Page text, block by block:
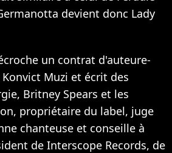
devient donc Lady
un contrat d'auteure-
Muzi et écrit des
Britney Spears et les
propriétaire du label, juge
chanteuse et conseille à
de Interscope Records, de